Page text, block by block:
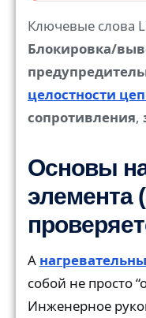
Ключевые слова
Блокировка/
целостности
сопротивления,
Основы
элемента
A
собой не просто
Инженерное